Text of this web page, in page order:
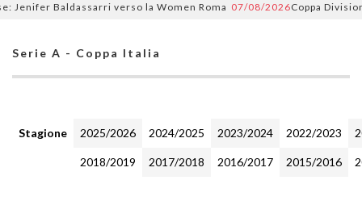
Baldassarri verso la Women Roma 07/08/2026 Coppa
Serie A - Coppa Italia
Stagione 2025/2026 2024/2025 2023/2024 2022/2023
2018/2019 2017/2018 2016/2017 2015/2016